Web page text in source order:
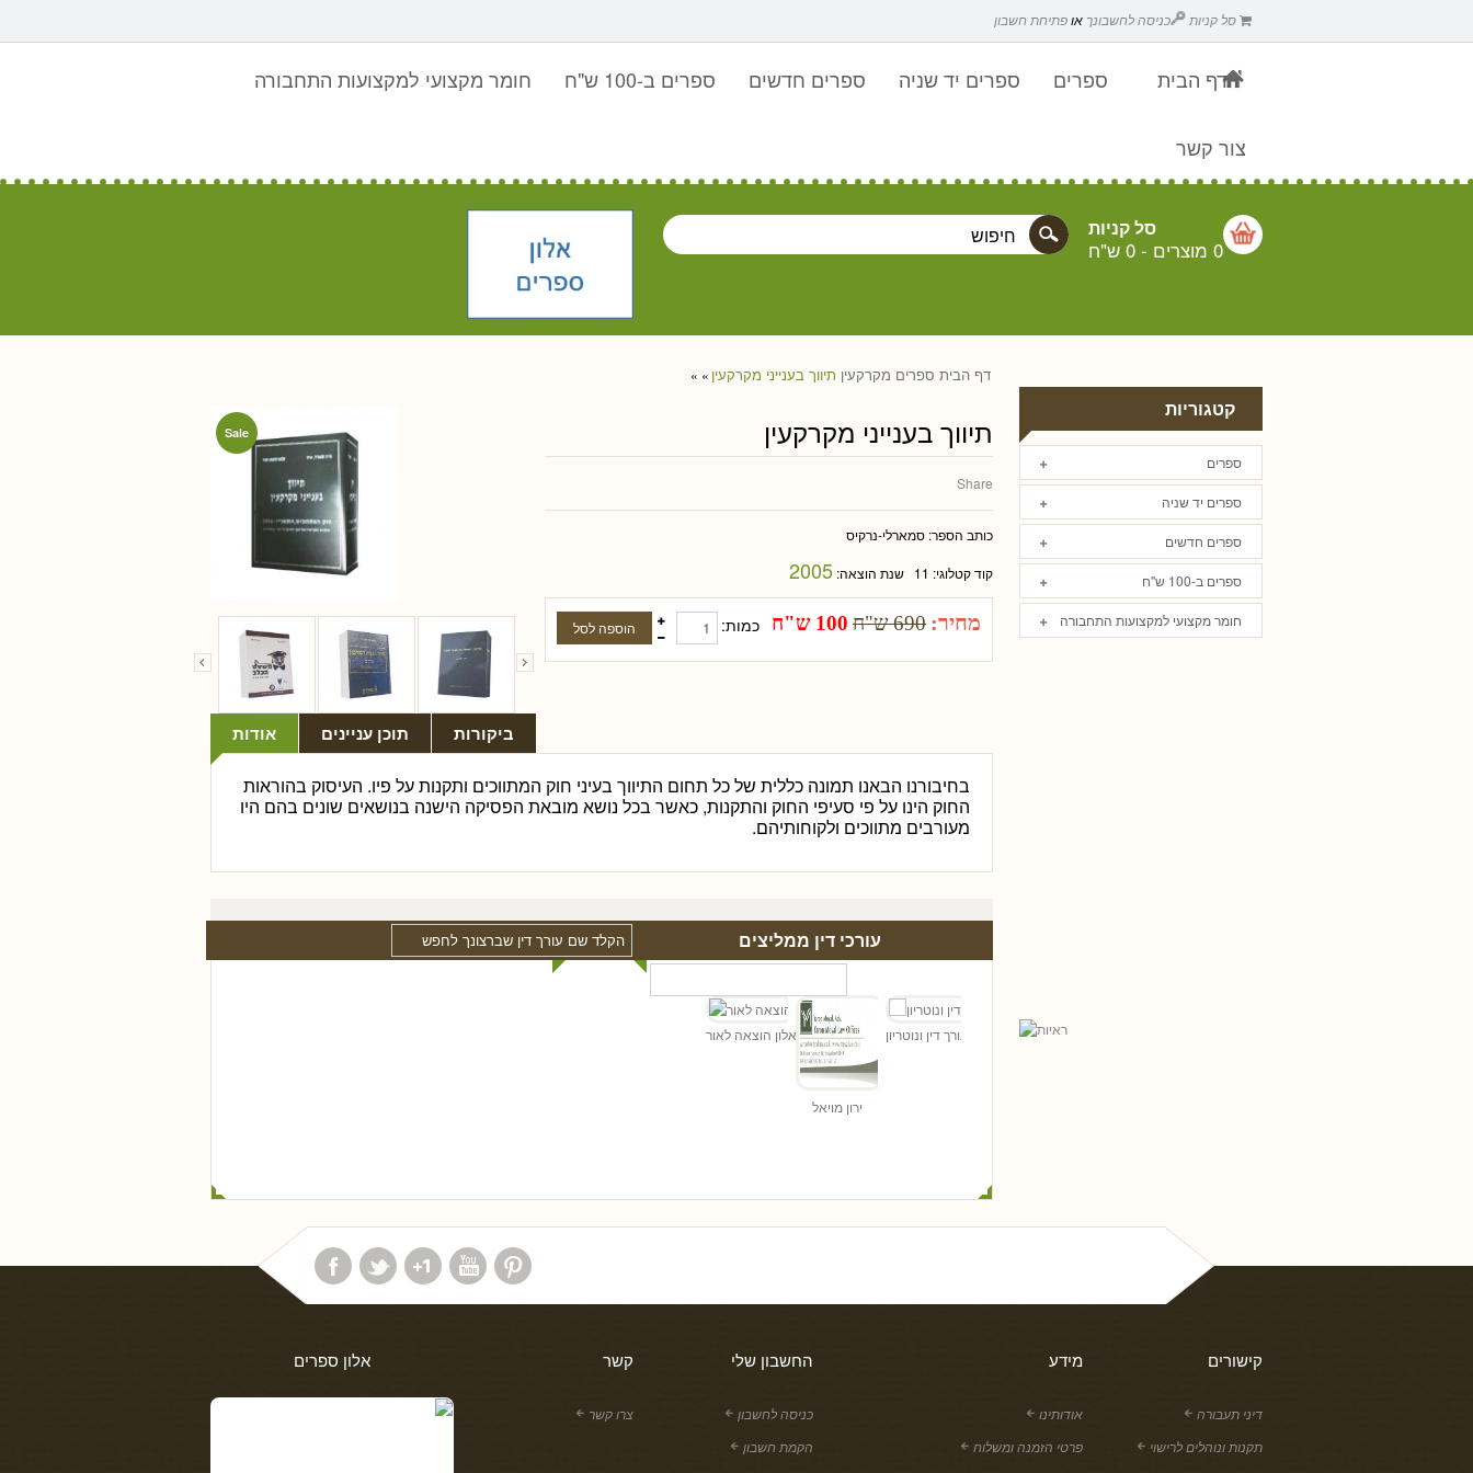
סל קניות כניסה לחשבונך אופתיחת חשבון
דף הבית ספרים ספרים יד שניה ספרים חדשים ספרים ב-100 ש"ח חומר מקצועי למקצועות התחבורה
צור קשר
סל קניות
0 מוצרים - 0 ש"ח
דף הבית » ספרים מקרקעין » תיווך בענייני מקרקעין
Sale תיווך בענייני מקרקעין
Share
כותב הספר:סמארלי-נרקיס
קוד קטלוגי: 11 שנת הוצאה:2005
מחיר: 690 ש"ח 100 ש"ח כמות:
אודות תוכן עניינים ביקורות
בחיבורנו הבאנו תמונה כללית של כל תחום התיווך בעיני חוק המתווכים ותקנות על פיו. העיסוק בהוראות
החוק הינו על פי סעיפי החוק והתקנות, כאשר בכל נושא מובאת הפסיקה הישנה בנושאים שונים בהם היו
מעורבים מתווכים ולקוחותיהם.
עורכי דין ממליצים
אלון הוצאה לאור
ירון מויאל
שי כהן - עורך דין ונוטריוןטלי חץ, עו"ד
קטגוריות
ספרים
ספרים יד שניה
ספרים חדשים
ספרים ב-100 ש"ח
חומר מקצועי למקצועות התחבורה
אלון ספרים קשר
צרו קשר
החשבון שלי
כניסה לחשבון
הקמת חשבון
מידע
אודותינו
פרטי הזמנה ומשלוח
קישורים
דיני תעבורה
תקנות ונוהלים לרישוי